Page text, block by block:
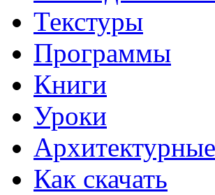
Текстуры
Программы
Книги
Уроки
Как скачать